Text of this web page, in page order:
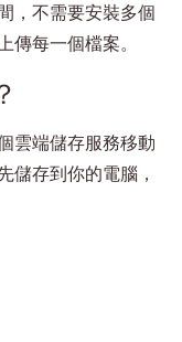
，不需要安裝多個
傳每一個檔案。
雲端儲存服務移動
儲存到你的電腦，